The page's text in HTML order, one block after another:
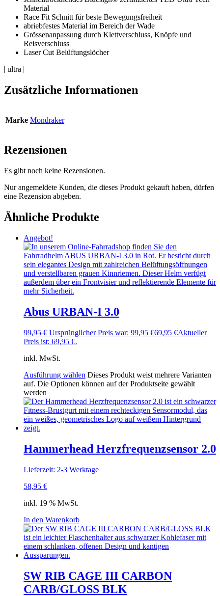
Material
Race Fit Schnitt für beste Bewegungsfreiheit
abriebfestes Material im Bereich der Wade
Grössenanpassung durch Klettverschluss, Knöpfe und
Reisverschluss
Laser Cut Belüftungslöcher
| ultra |
Zusätzliche Informationen
Marke Mondraker
Rezensionen
Es gibt noch keine Rezensionen.
Nur angemeldete Kunden, die dieses Produkt gekauft haben, dürfen
eine Rezension abgeben.
Ähnliche Produkte
Angebot!
Abus URBAN-I 3.0
99,95€ Ursprünglicher Preis war: 99,95 €69,95 €Aktueller
Preis ist: 69,95 €.
inkl. MwSt.
Ausführung wählen Dieses Produkt weist mehrere Varianten
auf. Die Optionen können auf der Produktseite gewählt
werden
Hammerhead Herzfrequenzsensor 2.0
Lieferzeit: 2-3 Werktage
58,95 €
inkl. 19 % MwSt.
In den Warenkorb
SW RIB CAGE III CARBON
CARB/GLOSS BLK